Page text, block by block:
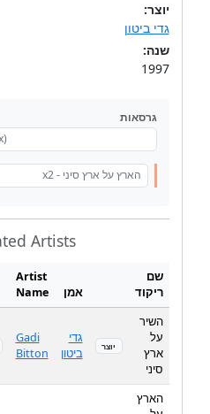
יוצר:
גדי ביטון
שנה:
1997
גרסאות
הארץ על ארץ סיני - x2
Artists
Artist
Name
אמן
שם
ריקוד
Gadi
Bitton
גדי
ביטון
יוצר
השיר
על
ארץ
סיני
הארץ